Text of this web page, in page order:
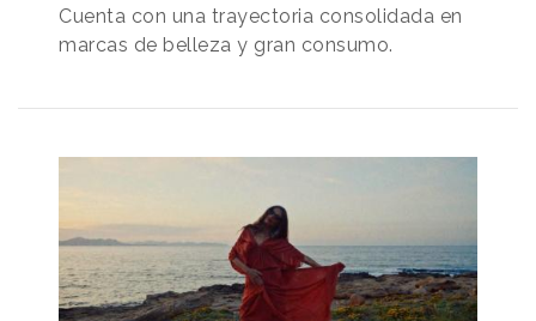
Cuenta con una trayectoria consolidada en
marcas de belleza y gran consumo.